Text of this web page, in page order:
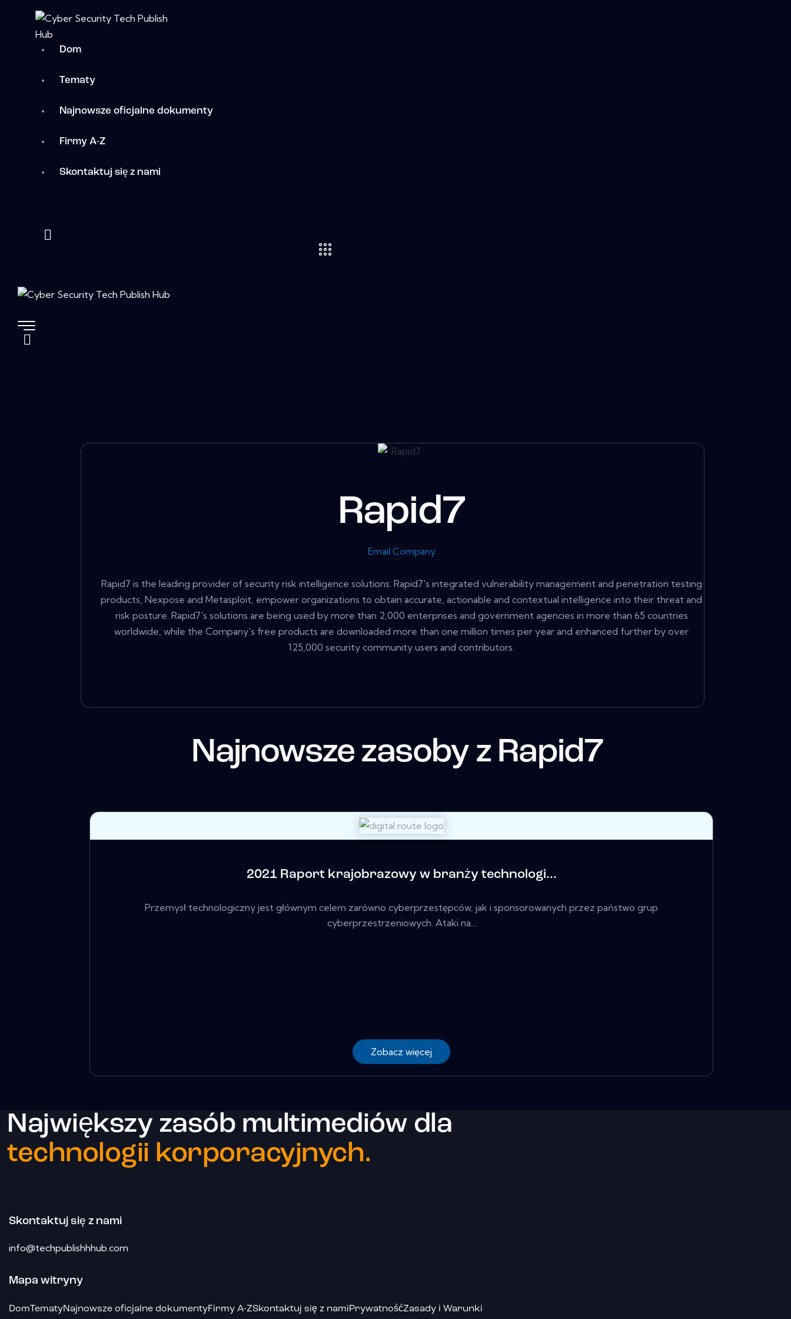
Dom
Tematy
Najnowsze oficjalne dokumenty
Firmy A-Z
Skontaktuj się z nami
Rapid7
Email Company
Rapid7 is the leading provider of security risk intelligence solutions. Rapid7's integrated vulnerability management and penetration testing
products, Nexpose and Metasploit, empower organizations to obtain accurate, actionable and contextual intelligence into their threat and
risk posture. Rapid7's solutions are being used by more than 2,000 enterprises and government agencies in more than 65 countries
worldwide, while the Company's free products are downloaded more than one million times per year and enhanced further by over
125,000 security community users and contributors.
Najnowsze zasoby z Rapid7
2021 Raport krajobrazowy w branży technologi...
Przemysł technologiczny jest głównym celem zarówno cyberprzestępców, jak i sponsorowanych przez państwo grup
cyberprzestrzeniowych. Ataki na...
Zobacz więcej
Największy zasób multimediów dla
technologii korporacyjnych.
Skontaktuj się z nami
info@techpublishhhub.com
Mapa witryny
DomTematyNajnowsze oficjalne dokumentyFirmy A-ZSkontaktuj się z namiPrywatnośćZasady i Warunki